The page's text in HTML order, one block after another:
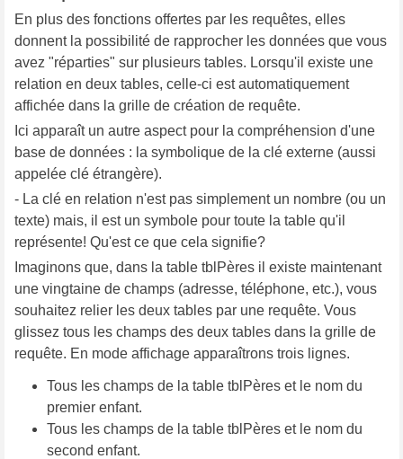
En plus des fonctions offertes par les requêtes, elles
donnent la possibilité de rapprocher les données que vous
avez "réparties" sur plusieurs tables. Lorsqu'il existe une
relation en deux tables, celle-ci est automatiquement
affichée dans la grille de création de requête.
Ici apparaît un autre aspect pour la compréhension d'une
base de données : la symbolique de la clé externe (aussi
appelée clé étrangère).
- La clé en relation n'est pas simplement un nombre (ou un
texte) mais, il est un symbole pour toute la table qu'il
représente! Qu'est ce que cela signifie?
Imaginons que, dans la table tblPères il existe maintenant
une vingtaine de champs (adresse, téléphone, etc.), vous
souhaitez relier les deux tables par une requête. Vous
glissez tous les champs des deux tables dans la grille de
requête. En mode affichage apparaîtrons trois lignes.
Tous les champs de la table tblPères et le nom du
premier enfant.
Tous les champs de la table tblPères et le nom du
second enfant.